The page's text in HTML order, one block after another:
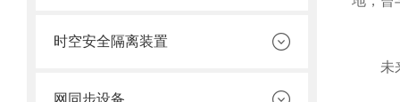
时空安全隔离装置
网同步设备
未来